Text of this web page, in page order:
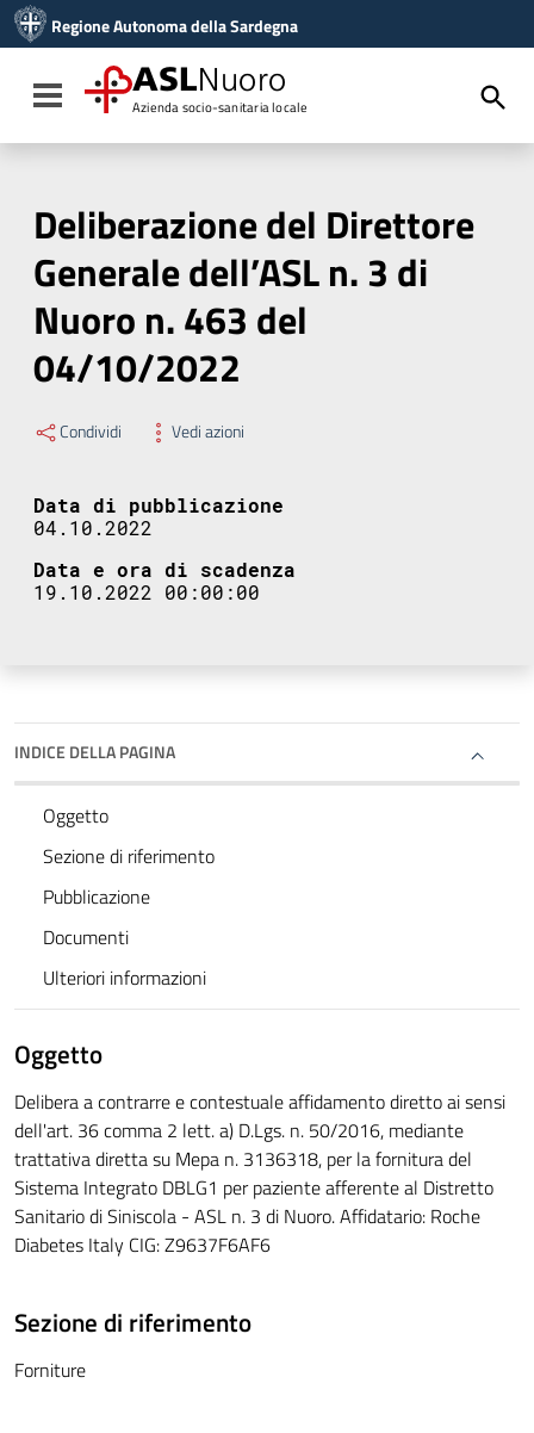
Vai al menu di navigazione
Vai al footer
Regione Autonoma della Sardegna
Toggle navigation
ASLNuoro
Azienda socio-sanitaria locale
Deliberazione del Direttore
Generale dell’ASL n. 3 di
Nuoro n. 463 del
04/10/2022
Condividi Vedi azioni
Data di pubblicazione
04.10.2022
Data e ora di scadenza
19.10.2022 00:00:00
INDICE DELLA PAGINA
Oggetto
Sezione di riferimento
Pubblicazione
Documenti
Ulteriori informazioni
Oggetto
Delibera a contrarre e contestuale affidamento diretto ai sensi
dell'art. 36 comma 2 lett. a) D.Lgs. n. 50/2016, mediante
trattativa diretta su Mepa n. 3136318, per la fornitura del
Sistema Integrato DBLG1 per paziente afferente al Distretto
Sanitario di Siniscola - ASL n. 3 di Nuoro. Affidatario: Roche
Diabetes Italy CIG: Z9637F6AF6
Sezione di riferimento
Forniture